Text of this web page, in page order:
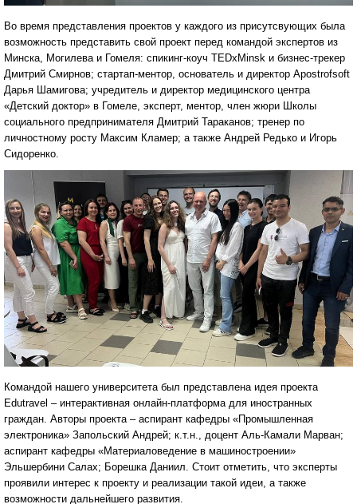
Во время представления проектов у каждого из присутсвующих была
возможность представить свой проект перед командой экспертов из
Минска, Могилева и Гомеля: спикинг-коуч TEDxMinsk и бизнес-трекер
Дмитрий Смирнов; стартап-ментор, основатель и директор Apostrofsoft
Дарья Шамигова; учредитель и директор медицинского центра
«Детский доктор» в Гомеле, эксперт, ментор, член жюри Школы
социального предпринимателя Дмитрий Тараканов; тренер по
личностному росту Максим Кламер; а также Андрей Редько и Игорь
Сидоренко.
Командой нашего университета был представлена идея проекта
Edutravel – интерактивная онлайн-платформа для иностранных
граждан. Авторы проекта – аспирант кафедры «Промышленная
электроника» Запольский Андрей; к.т.н., доцент Аль-Камали Марван;
аспирант кафедры «Материаловедение в машиностроении»
Эльшербини Салах; Борешка Даниил. Стоит отметить, что эксперты
проявили интерес к проекту и реализации такой идеи, а также
возможности дальнейшего развития.